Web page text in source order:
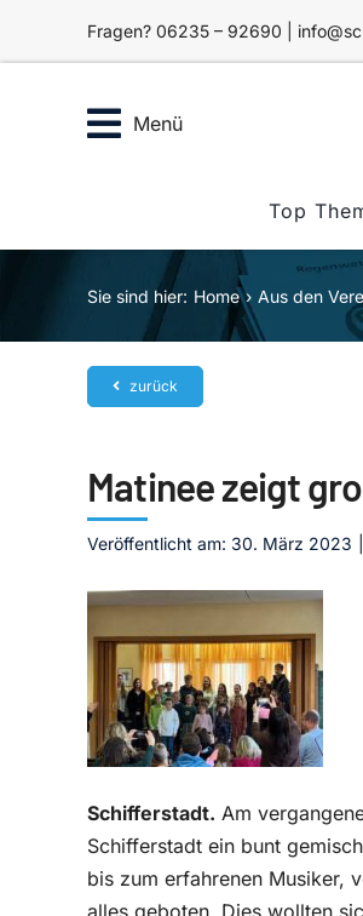
Fragen? 06235 – 92690 |
Menü
Top
Sie sind hier: Home Aus den
zurück
Matinee zeigt
Veröffentlicht am: 30. März 2023
Schifferstadt. Am
Schifferstadt ein bunt
bis zum erfahrenen Musiker,
alles geboten. Dies wollten